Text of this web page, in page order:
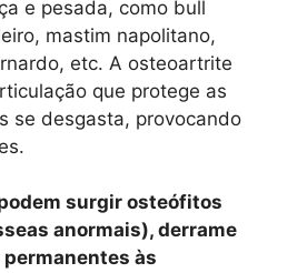
e pesada, como bull
mastim napolitano,
etc. A osteoartrite
que protege as
se desgasta, provocando
surgir osteófitos
anormais), derrame
às